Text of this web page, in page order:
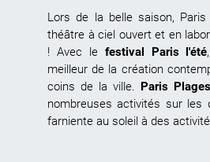
Lors de la belle saison,
théâtre à ciel ouvert et en
! Avec le festival Paris l'été
meilleur de la création
coins de la ville. Paris Plages
nombreuses activités sur les
farniente au soleil à des